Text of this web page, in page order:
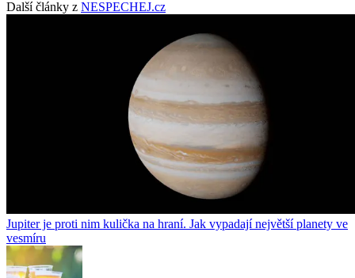
Další články z NESPECHEJ.cz
Jupiter je proti nim kulička na hraní. Jak vypadají největší planety ve
vesmíru